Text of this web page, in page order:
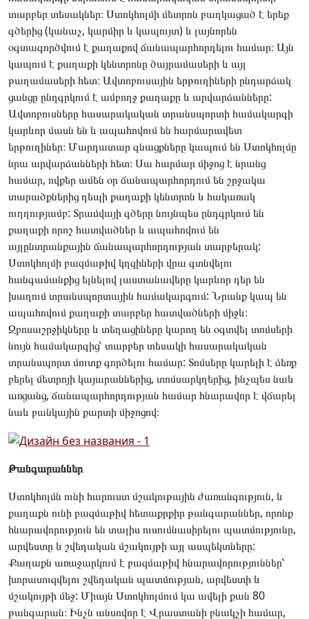
տարբեր տեսակներ։ Ստոկհոլմի մետրոն բաղկացած է երեք
գծերից (կանաչ, կարմիր և կապույտ) և լայնորեն
օգտագործվում է քաղաքով ճանապարհորդելու համար։ Այն
կապում է քաղաքի կենտրոնը ծայրամասերի և այլ
թաղամասերի հետ։ Ավտոբուսային երթուղիների ընդարձակ
ցանցը ընդգրկում է ամբողջ քաղաքը և արվարձանները:
Ավտոբուսները հասարակական տրանսպորտի համակարգի
կարևոր մասն են և ապահովում են հարմարավետ
երթուղիներ։ Մարդատար գնացքները կապում են Ստոկհոլմը
նրա արվարձանների հետ։ Սա հարմար միջոց է նրանց
համար, ովքեր ամեն օր ճանապարհորդում են շրջակա
տարածքներից դեպի քաղաքի կենտրոն և հակառակ
ուղղությամբ: Տրամվայի գծերը նույնպես ընդգրկում են
քաղաքի որոշ հատվածներ և ապահովում են
այլընտրանքային ճանապարհորդության տարբերակ:
Ստոկհոլմի բազմաթիվ կղզիների վրա գտնվելու
հանգամանքից ելնելով լաստանավերը կարևոր դեր են
խաղում տրանսպորտային համակարգում: Նրանք կապ են
ապահովում քաղաքի տարբեր հատվածների միջև։
Զբոսաշրջիկները և տեղացիները կարող են օգտվել տոմսերի
նույն համակարգից՝ տարբեր տեսակի հասարակական
տրանսպորտ մուտք գործելու համար: Տոմսերը կարելի է ձեռք
բերել մետրոյի կայարաններից, տոմսարկղերից, ինչպես նաև
առցանց, ճանապարհորդության համար հնարավոր է վճարել
նաև բանկային քարտի միջոցով։
Թանգարաններ
Ստոկհոլմն ունի հարուստ մշակութային ժառանգություն, և
քաղաքն ունի բազմաթիվ հետաքրքիր թանգարաններ, որոնք
հնարավորություն են տալիս ուսումնասիրելու պատմությունը,
արվեստը և շվեդական մշակույթի այլ ասպեկտները:
Քաղաքն առաջարկում է բազմաթիվ հնարավորություններ՝
խորասուզվելու շվեդական պատմության, արվեստի և
մշակույթի մեջ: Միայն Ստոկհոլմում կա ավելի քան 80
թանգարան։ Ինչն անսովոր է Վրաստանի բնակչի համար,